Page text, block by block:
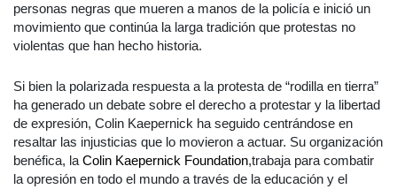
personas negras que mueren a manos de la policía e inició un
movimiento que continúa la larga tradición que protestas no
violentas que han hecho historia.
Si bien la polarizada respuesta a la protesta de “rodilla en tierra”
ha generado un debate sobre el derecho a protestar y la libertad
de expresión, Colin Kaepernick ha seguido centrándose en
resaltar las injusticias que lo movieron a actuar. Su organización
benéfica, la Colin Kaepernick Foundation,trabaja para combatir
la opresión en todo el mundo a través de la educación y el